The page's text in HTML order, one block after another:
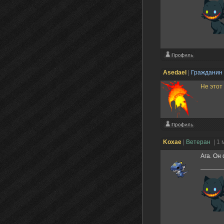
Asedael
Гражданин
Не
Koxae Ветеран
| 1
Ага. Он